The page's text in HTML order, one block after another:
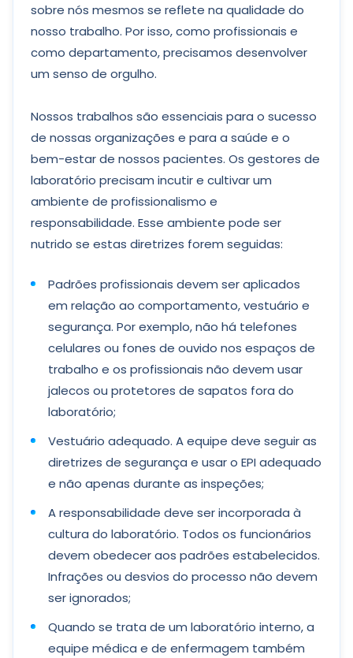
sobre nós mesmos se reflete na qualidade do
nosso trabalho. Por isso, como profissionais e
como departamento, precisamos desenvolver
um senso de orgulho.
Nossos trabalhos são essenciais para o sucesso
de nossas organizações e para a saúde e o
bem-estar de nossos pacientes. Os gestores de
laboratório precisam incutir e cultivar um
ambiente de profissionalismo e
responsabilidade. Esse ambiente pode ser
nutrido se estas diretrizes forem seguidas:
Padrões profissionais devem ser aplicados
em relação ao comportamento, vestuário e
segurança. Por exemplo, não há telefones
celulares ou fones de ouvido nos espaços de
trabalho e os profissionais não devem usar
jalecos ou protetores de sapatos fora do
laboratório;
Vestuário adequado. A equipe deve seguir as
diretrizes de segurança e usar o EPI adequado
e não apenas durante as inspeções;
A responsabilidade deve ser incorporada à
cultura do laboratório. Todos os funcionários
devem obedecer aos padrões estabelecidos.
Infrações ou desvios do processo não devem
ser ignorados;
Quando se trata de um laboratório interno, a
equipe médica e de enfermagem também